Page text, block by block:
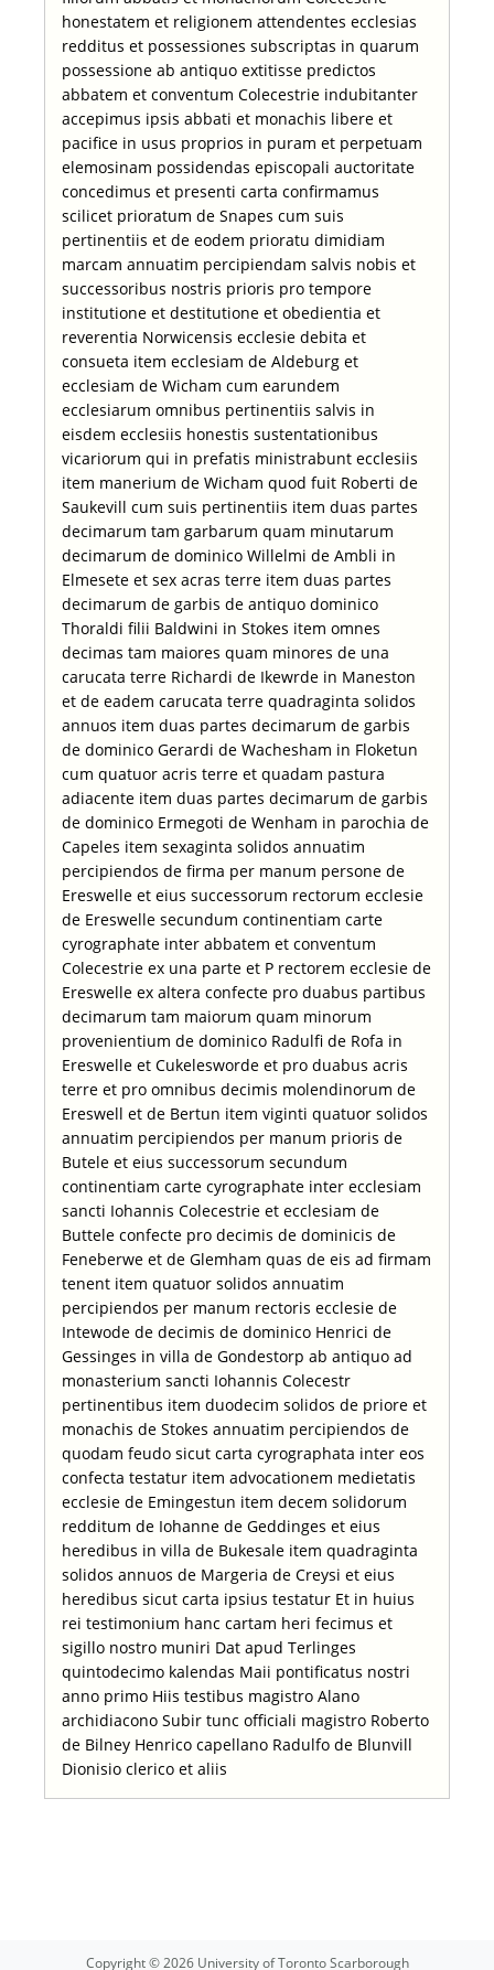
honestatem et religionem attendentes ecclesias
redditus et possessiones subscriptas in quarum
possessione ab antiquo extitisse predictos
abbatem et conventum Colecestrie indubitanter
accepimus ipsis abbati et monachis libere et
pacifice in usus proprios in puram et perpetuam
elemosinam possidendas episcopali auctoritate
concedimus et presenti carta confirmamus
scilicet prioratum de Snapes cum suis
pertinentiis et de eodem prioratu dimidiam
marcam annuatim percipiendam salvis nobis et
successoribus nostris prioris pro tempore
institutione et destitutione et obedientia et
reverentia Norwicensis ecclesie debita et
consueta item ecclesiam de Aldeburg et
ecclesiam de Wicham cum earundem
ecclesiarum omnibus pertinentiis salvis in
eisdem ecclesiis honestis sustentationibus
vicariorum qui in prefatis ministrabunt ecclesiis
item manerium de Wicham quod fuit Roberti de
Saukevill cum suis pertinentiis item duas partes
decimarum tam garbarum quam minutarum
decimarum de dominico Willelmi de Ambli in
Elmesete et sex acras terre item duas partes
decimarum de garbis de antiquo dominico
Thoraldi filii Baldwini in Stokes item omnes
decimas tam maiores quam minores de una
carucata terre Richardi de Ikewrde in Maneston
et de eadem carucata terre quadraginta solidos
annuos item duas partes decimarum de garbis
de dominico Gerardi de Wachesham in Floketun
cum quatuor acris terre et quadam pastura
adiacente item duas partes decimarum de garbis
de dominico Ermegoti de Wenham in parochia de
Capeles item sexaginta solidos annuatim
percipiendos de firma per manum persone de
Ereswelle et eius successorum rectorum ecclesie
de Ereswelle secundum continentiam carte
cyrographate inter abbatem et conventum
Colecestrie ex una parte et P rectorem ecclesie de
Ereswelle ex altera confecte pro duabus partibus
decimarum tam maiorum quam minorum
provenientium de dominico Radulfi de Rofa in
Ereswelle et Cukelesworde et pro duabus acris
terre et pro omnibus decimis molendinorum de
Ereswell et de Bertun item viginti quatuor solidos
annuatim percipiendos per manum prioris de
Butele et eius successorum secundum
continentiam carte cyrographate inter ecclesiam
sancti Iohannis Colecestrie et ecclesiam de
Buttele confecte pro decimis de dominicis de
Feneberwe et de Glemham quas de eis ad firmam
tenent item quatuor solidos annuatim
percipiendos per manum rectoris ecclesie de
Intewode de decimis de dominico Henrici de
Gessinges in villa de Gondestorp ab antiquo ad
monasterium sancti Iohannis Colecestr
pertinentibus item duodecim solidos de priore et
monachis de Stokes annuatim percipiendos de
quodam feudo sicut carta cyrographata inter eos
confecta testatur item advocationem medietatis
ecclesie de Emingestun item decem solidorum
redditum de Iohanne de Geddinges et eius
heredibus in villa de Bukesale item quadraginta
solidos annuos de Margeria de Creysi et eius
heredibus sicut carta ipsius testatur Et in huius
rei testimonium hanc cartam heri fecimus et
sigillo nostro muniri Dat apud Terlinges
quintodecimo kalendas Maii pontificatus nostri
anno primo Hiis testibus magistro Alano
archidiacono Subir tunc officiali magistro Roberto
de Bilney Henrico capellano Radulfo de Blunvill
Dionisio clerico et aliis
Copyright © 2026 University of Toronto Scarborough